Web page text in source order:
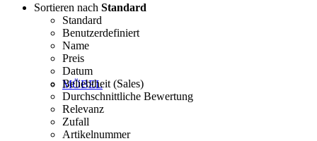
MÖBEL
Sortieren nach Standard
Standard
Benutzerdefiniert
Name
Preis
Datum
Beliebtheit (Sales)
Durchschnittliche Bewertung
Relevanz
Zufall
Artikelnummer